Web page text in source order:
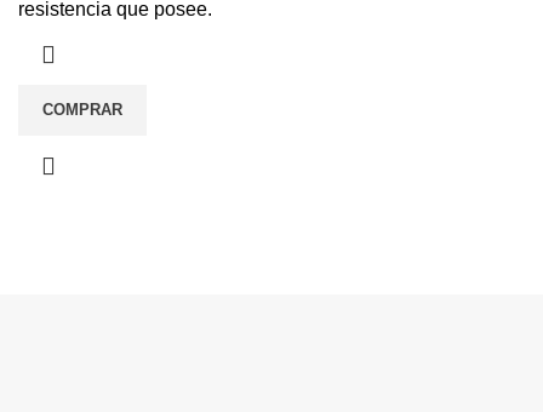
resistencia que posee.
COMPRAR